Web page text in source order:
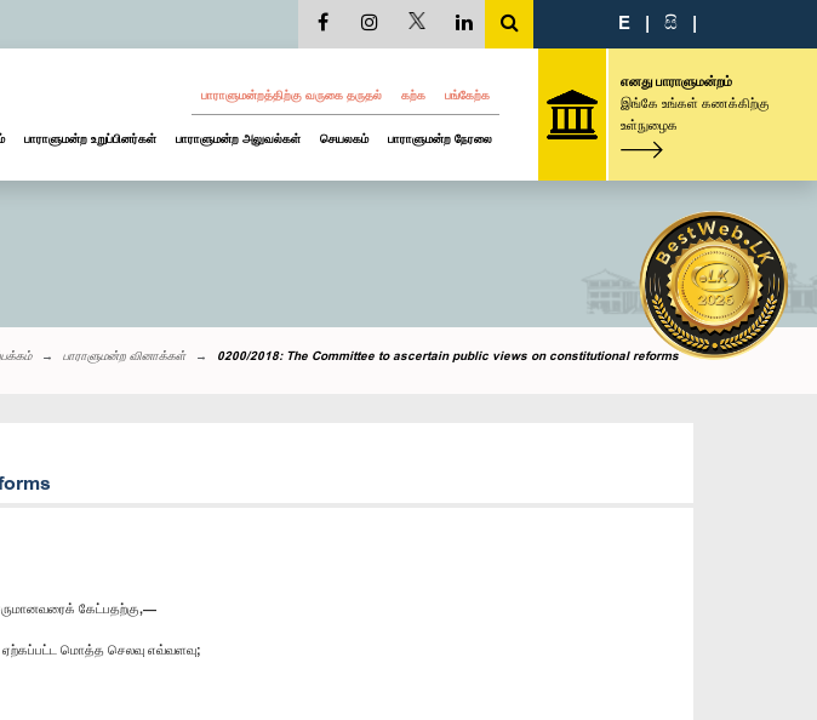
E | සි |
பாராளுமன்றத்திற்கு வருகை தருதல் கற்க பங்கேற்க
பாராளுமன்ற உறுப்பினர்கள் பாராளுமன்ற அலுவல்கள் செயலகம் பாராளுமன்ற நேரலை
எனது பாராளுமன்றம்
இங்கே உங்கள் கணக்கிற்கு
உள்நுழைக
பாராளுமன்ற வினாக்கள் 0200/2018: The Committee to ascertain public views on constitutional reforms
கேட்பதற்கு,—
ஏற்கப்பட்ட மொத்த செலவு எவ்வளவு;